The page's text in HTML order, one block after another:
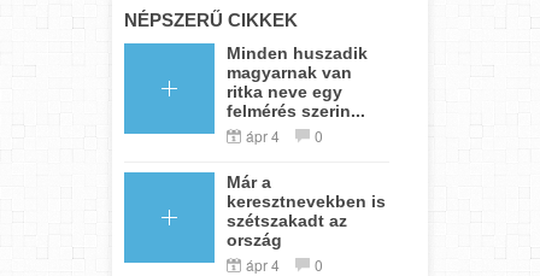
NÉPSZERŰ CIKKEK
Minden huszadik
magyarnak van
ritka neve egy
felmérés szerin...
ápr 4 0
Már a
keresztnevekben is
szétszakadt az
ország
ápr 4 0